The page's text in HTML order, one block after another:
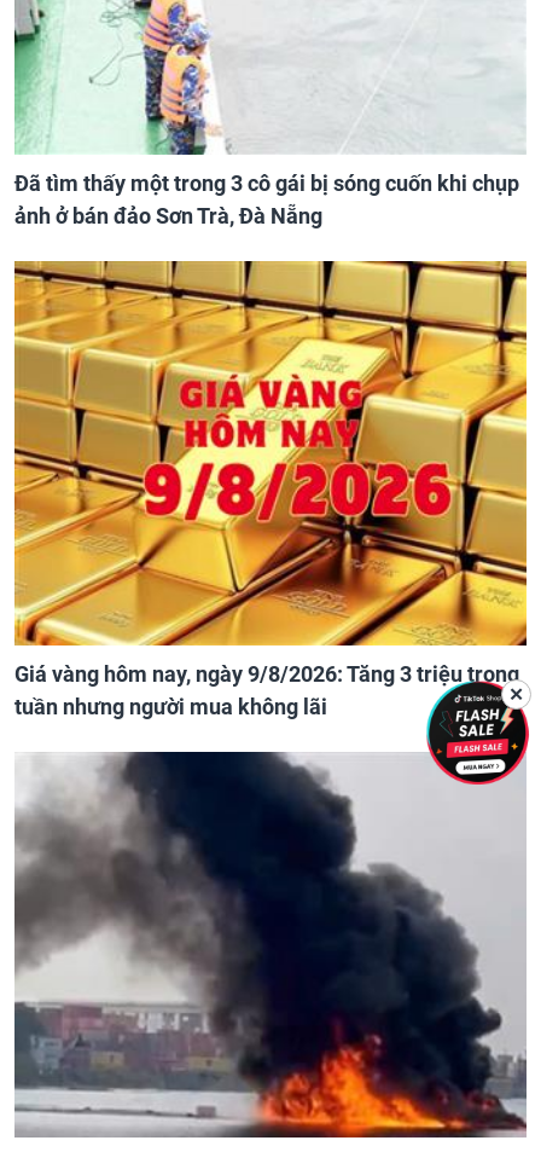
Đã tìm thấy một trong 3 cô gái bị sóng cuốn khi chụp
ảnh ở bán đảo Sơn Trà, Đà Nẵng
Giá vàng hôm nay, ngày 9/8/2026: Tăng 3 triệu trong
tuần nhưng người mua không lãi
✕